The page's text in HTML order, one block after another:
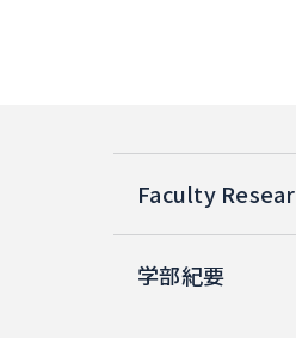
Faculty
学部紀要